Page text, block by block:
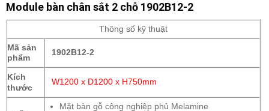
Module bàn chân sắt 2 chỗ 1902B12-2
Thông số kỹ thuật
Mã sản
phẩm
1902B12-2
Kích
thước
W1200 x D1200 x H750mm
Mặt bàn gỗ công nghiệp phủ Melamine